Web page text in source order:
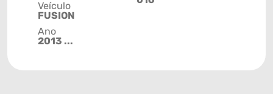
Veículo
FUSION
Ano
2013 ...